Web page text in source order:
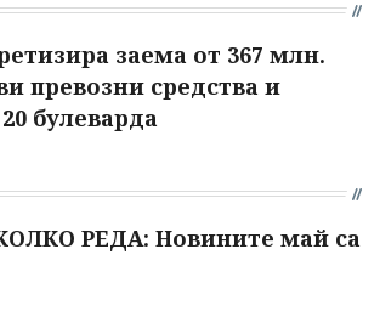
заема от 367 млн.
превозни средства и
булеварда
РЕДА: Новините май са